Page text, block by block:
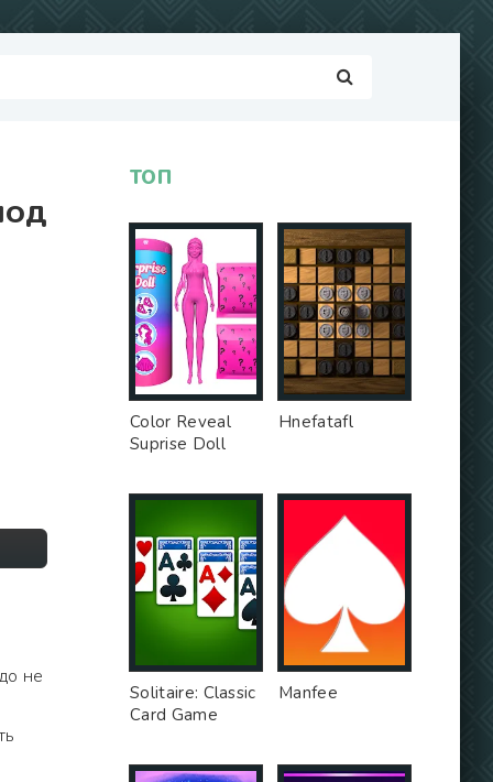
не
ТОП
Color Reveal
Suprise Doll
Hnefatafl
Solitaire: Classic
Card Game
Manfee